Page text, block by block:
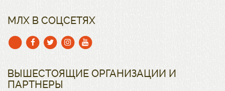
МЛХ В СОЦСЕТЯХ
ВЫШЕСТОЯЩИЕ ОРГАНИЗАЦИИ И
ПАРТНЕРЫ